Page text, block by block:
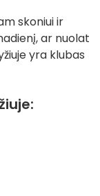
skoniui ir
ar nuolat
yra klubas